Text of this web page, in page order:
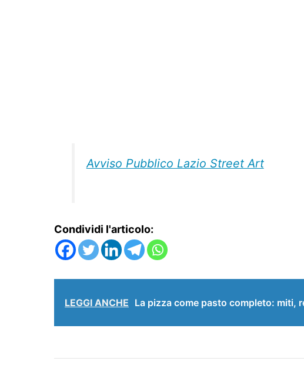
Avviso Pubblico Lazio Street Art
Condividi l'articolo:
LEGGI ANCHE La pizza come pasto completo: miti,